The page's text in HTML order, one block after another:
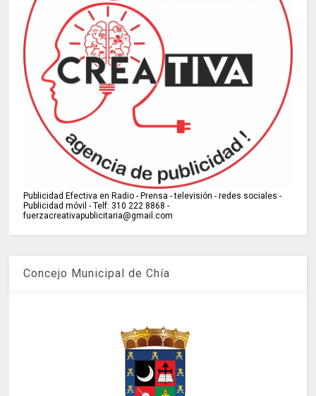
Publicidad Efectiva en Radio - Prensa - televisión - redes sociales -
Publicidad móvil - Telf: 310 222 8868 -
fuerzacreativapublicitaria@gmail.com
Concejo Municipal de Chía